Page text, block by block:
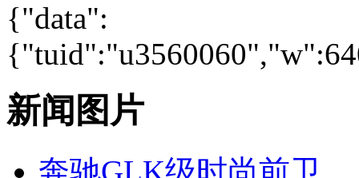
{"data":
新闻图片